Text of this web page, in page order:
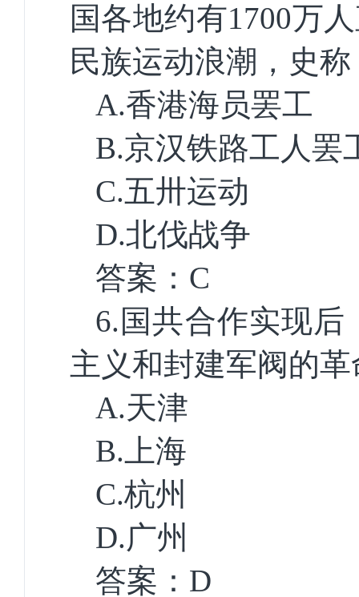
国各地约有1700万
民族运动浪潮，史
A.香港海员罢工
B.京汉铁路工人罢
C.五卅运动
D.北伐战争
答案： C
6. 国共合作实现
主义和封建军阀的
A.天津
B. 上海
C.杭州
D.广州
答案： D